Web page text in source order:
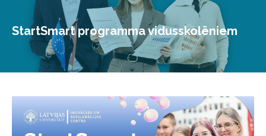
StartSmart programma vidusskolēniem